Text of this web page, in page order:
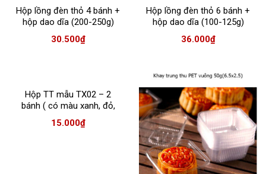
Hộp lồng đèn thỏ 4 bánh +
hộp dao dĩa (200-250g)
30.500₫
Hộp lồng đèn thỏ 6 bánh +
hộp dao dĩa (100-125g)
36.000₫
Hộp TT mẫu TX02 – 2
bánh ( có màu xanh, đỏ,
vàng)
15.000₫